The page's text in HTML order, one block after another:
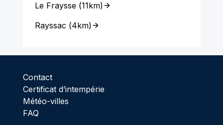
Le Fraysse(11km)
Rayssac (4km)
Contact
Certificat d’intempérie
Météo-villes
FAQ